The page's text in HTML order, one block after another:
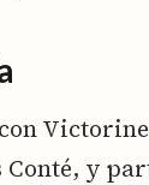
con
Conté, y